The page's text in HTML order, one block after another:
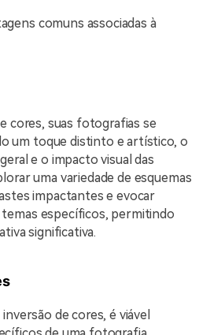
comuns associadas à
cores, suas fotografias se
um toque distinto e artístico, o
e o impacto visual das
uma variedade de esquemas
impactantes e evocar
específicos, permitindo
significativa.
de cores, é viável